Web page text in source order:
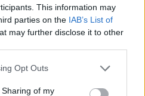
This information may
parties on the IAB’s List of
may further disclose it to other
app uses one or more Google
behaviour. You may click to
Opt Outs
of my
tűzokádó mágikus lénnyel. Itt
az elrabolt hercegnőt
herceg (ez az elbeszélői
átalakul, és Elodienak
a bajból, ez azonban